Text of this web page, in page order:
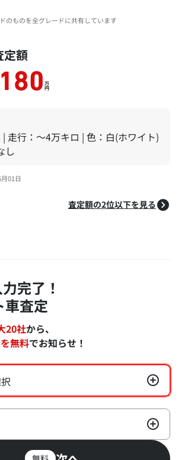
のものを全グレードに共有しています
定額
180 万
円
走行：～4万キロ | 色：白(ホワイト)
し
01日
査定額の2位以下を見る
完了！
車査定
20社から、
無料でお知らせ！